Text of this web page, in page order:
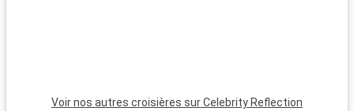
Voir nos autres croisières sur Celebrity Reflection